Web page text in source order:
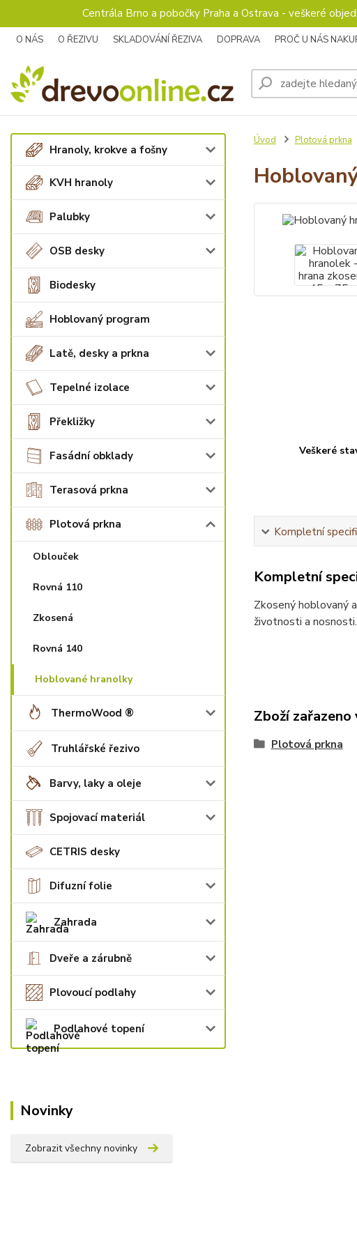
Centrála Brno a pobočky Praha a Ostrava - veškeré
O NÁS O ŘEZIVU SKLADOVÁNÍ ŘEZIVA DOPRAVA PROČ U NÁS
Hranoly, krokve a fošny
KVH hranoly
Palubky
OSB desky
Biodesky
Hoblovaný program
Latě, desky a prkna
Tepelné izolace
Překližky
Fasádní obklady
Terasová prkna
Plotová prkna
Oblouček
Rovná 110
Zkosená
Rovná 140
Hoblované hranolky
ThermoWood ®
Truhlářské řezivo
Barvy, laky a oleje
Spojovací materiál
CETRIS desky
Difuzní folie
Zahrada
Dveře a zárubně
Plovoucí podlahy
Podlahové topení
Novinky
Zobrazit všechny novinky
Úvod Plotová prkna
Veškeré
Kompletní
Kompletní
Zkosený hoblovaný
životnosti a
Zboží
Plotová prkna